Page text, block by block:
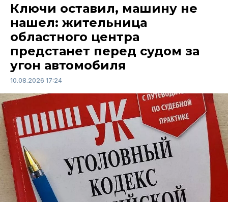
Ключи оставил, машину не
нашел: жительница
областного центра
предстанет перед судом за
угон автомобиля
10.08.2026 17:24